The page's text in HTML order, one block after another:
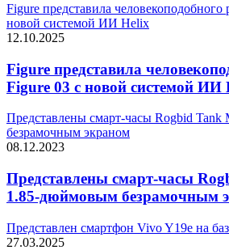
Figure представила человекоподобного
новой системой ИИ Helix
12.10.2025
Figure представила
Figure 03 с новой системой ИИ
Представлены смарт-часы Rogbid
безрамочным экраном
08.12.2023
Представлены смарт-часы
1.85-дюймовым безрамочным
Представлен смартфон Vivo Y19e на
27.03.2025